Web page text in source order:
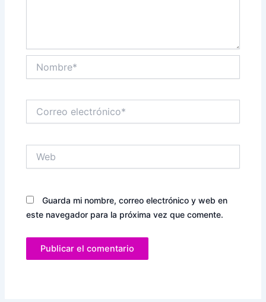
electrónico*
Guarda mi nombre, correo electrónico y web en
este navegador para la próxima vez que comente.